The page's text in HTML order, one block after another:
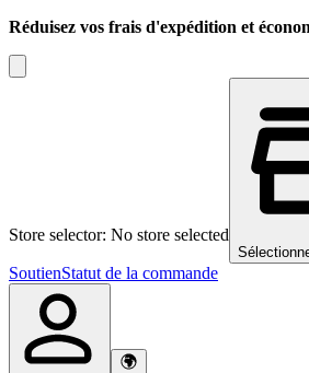
Réduisez vos frais d'expédition et
Store selector: No store selected
SoutienStatut de la commande